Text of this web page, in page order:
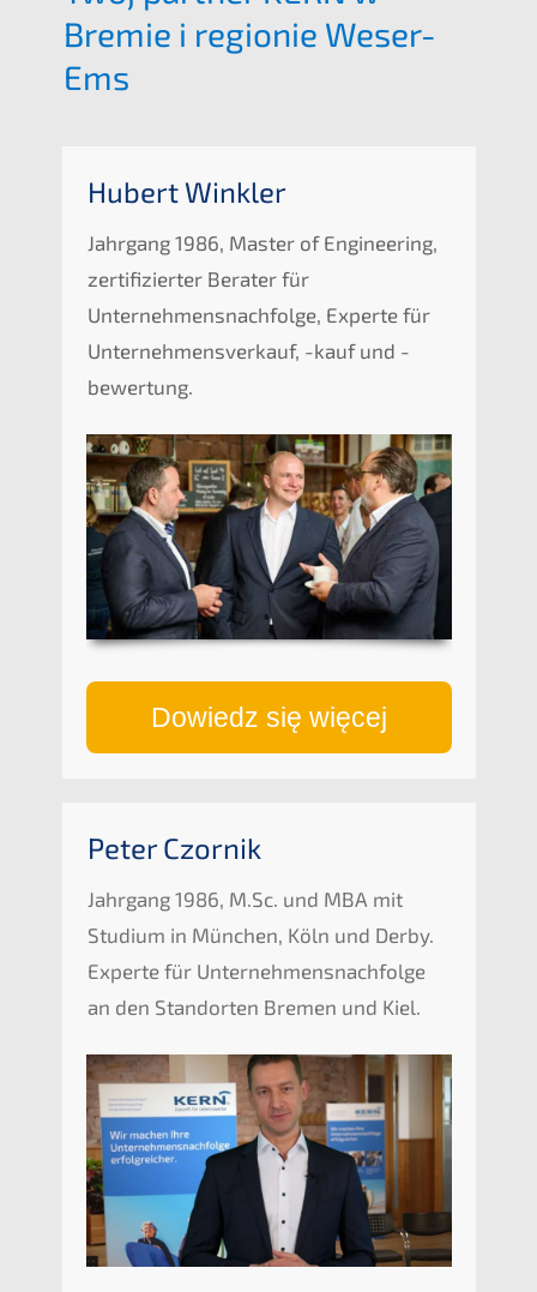
Bremie i regio­nie Weser-
Ems
Hubert Winkler
Jahrgang 1986, Master of Enginee­ring,
zerti­fi­zier­ter Berater für
Unternehmens­nachfolge, Exper­te für
Unter­nehmens­verkauf, -kauf und -
bewertung.
Dowiedz się więcej
Peter Czornik
Jahrgang 1986, M.Sc. und MBA mit
Studi­um in München, Köln und Derby.
Exper­te für Unternehmens­nachfolge
an den Stand­or­ten Bremen und Kiel.